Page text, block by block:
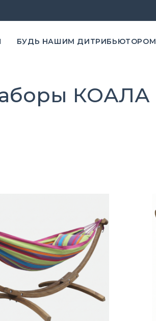
БУДЬ НАШИМ ДИТРИБЬЮТОРОМ
КОАЛА